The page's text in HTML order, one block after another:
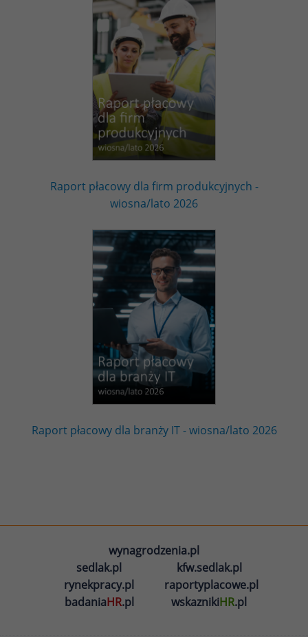
Raport płacowy dla firm produkcyjnych -
wiosna/lato 2026
Raport płacowy dla branży IT - wiosna/lato 2026
wynagrodzenia.pl
sedlak.pl
kfw.sedlak.pl
rynekpracy.pl
raportyplacowe.pl
badaniaHR.pl wskaznikiHR.pl